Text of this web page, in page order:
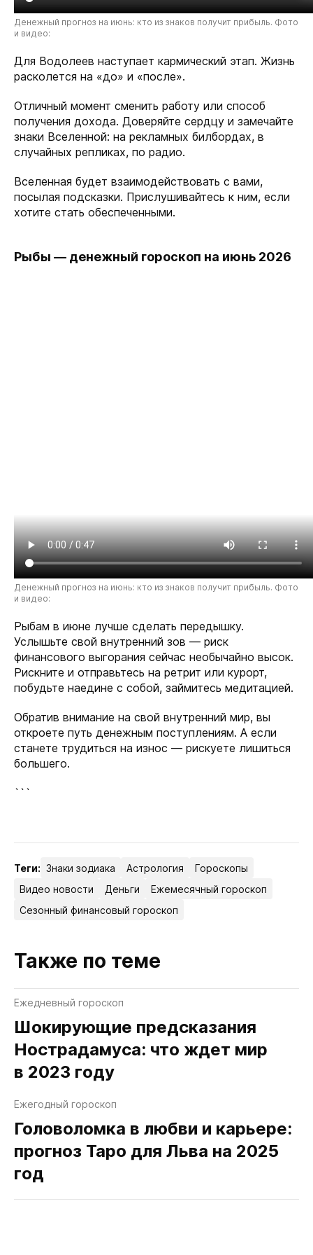
Денежный прогноз на июнь: кто из знаков получит прибыль. Фото
и видео:
Для Водолеев наступает кармический этап. Жизнь
расколется на «до» и «после».
Отличный момент сменить работу или способ
получения дохода. Доверяйте сердцу и замечайте
знаки Вселенной: на рекламных билбордах, в
случайных репликах, по радио.
Вселенная будет взаимодействовать с вами,
посылая подсказки. Прислушивайтесь к ним, если
хотите стать обеспеченными.
Рыбы — денежный гороскоп на июнь 2026
Денежный прогноз на июнь: кто из знаков получит прибыль. Фото
и видео:
Рыбам в июне лучше сделать передышку.
Услышьте свой внутренний зов — риск
финансового выгорания сейчас необычайно высок.
Рискните и отправьтесь на ретрит или курорт,
побудьте наедине с собой, займитесь медитацией.
Обратив внимание на свой внутренний мир, вы
откроете путь денежным поступлениям. А если
станете трудиться на износ — рискуете лишиться
большего.
```
Теги: Знаки зодиака Астрология
Гороскопы
Видео новости
Деньги
Ежемесячный гороскоп
Сезонный финансовый гороскоп
Также по теме
Ежедневный гороскоп
Шокирующие предсказания
Нострадамуса: что ждет мир
в 2023 году
Ежегодный гороскоп
Головоломка в любви и карьере:
прогноз Таро для Льва на 2025
год